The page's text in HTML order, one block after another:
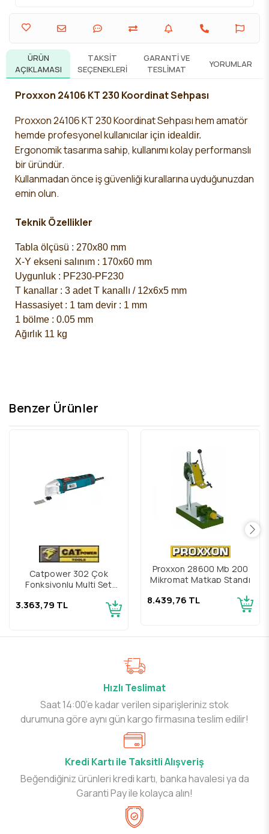
ÜRÜN
AÇIKLAMASI
TAKSIT
SEÇENEKLERI
GARANTI VE
TESLIMAT
YORUMLAR
Proxxon 24106 KT 230 Koordinat Sehpası
Proxxon 24106 KT 230 Koordinat Sehpasıhem amatör
hemde profesyonel kullanıcılar için idealdir.
Ergonomik tasarımasahip, kullanımı kolay performanslı
bir üründür.
Kullanmadan önce iş güvenliği kurallarına uyduğunuzdan
emin olun.
Teknik Özellikler
Tabla ölçüsü : 270x80 mm
X-Y ekseni salınım : 170x60 mm
Uygunluk : PF230-PF230
T kanallar : 3 adet T kanallı / 12x6x5 mm
Hassasiyet : 1 tam devir : 1 mm
1 bölme : 0.05 mm
Ağırlık 11 kg
Benzer Ürünler
Catpower 302 Çok
Fonksiyonlu Multi Set
3.363,79 TL
Proxxon 28600 Mb 200
Mikromat Matkap Standı
8.439,76 TL
Hızlı Teslimat
Saat 14:00’e kadar verilen siparişleriniz stok
durumuna göre aynı gün kargo firmasına teslim edilir!
Kredi Kartı ile Taksitli Alışveriş
Beğendiğiniz ürünleri kredi kartı, banka havalesi ya da
Garanti Pay ile kolayca alın!